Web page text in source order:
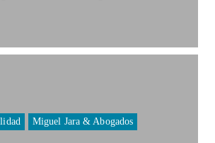
Miguel Jara & Abogados